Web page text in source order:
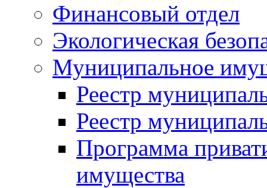
Финансовый отдел
Экологическая
Муниципальное
Реестр
Реестр
Программа
имущества